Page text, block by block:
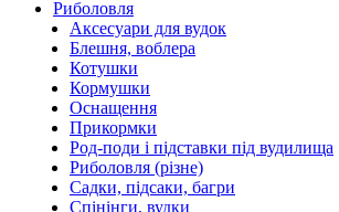
Риболовля
Аксесуари для вудок
Блешня, воблера
Котушки
Кормушки
Оснащення
Прикормки
Род-поди і підставки під вудилища
Риболовля (різне)
Садки, підсаки, багри
Спінінги, вудки